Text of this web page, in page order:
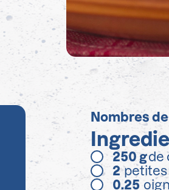
Nombres
250 gde
2 petites
0.25